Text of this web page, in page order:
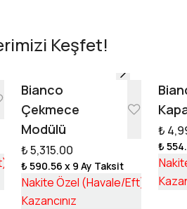
Tasarıma BaşlaKeşfet!
₺ 55,253.17
₺ 18,309.83
Bianco
Çekmece
Modülü
₺ 5,315.00
₺ 590.56 x 9 Ay Taksit
Nakite Özel (Havale/Eft) ₺
Kazancınız
₺
₺